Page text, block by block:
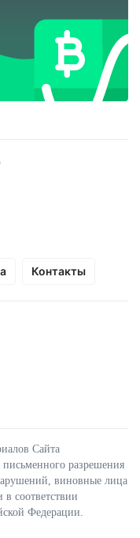
Контакты
Сайта
письменного разрешения
виновные лица
в соответствии
Федерации.